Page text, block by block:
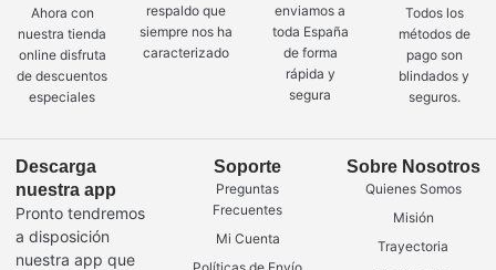
Ahora con
nuestra tienda
online disfruta
de descuentos
especiales
respaldo que
siempre nos ha
caracterizado
enviamos a
toda España
de forma
rápida y
segura
Todos los
métodos de
pago son
blindados y
seguros.
Descarga
nuestra app
Pronto tendremos
a disposición
nuestra app que
Soporte
Preguntas
Frecuentes
Mi Cuenta
Sobre Nosotros
Quienes Somos
Misión
Trayectoria